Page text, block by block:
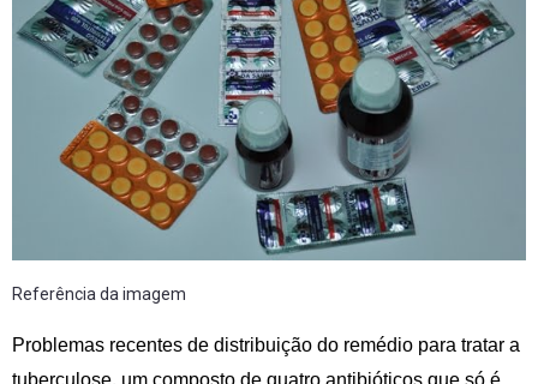
Referência da imagem
Problemas recentes de distribuição do remédio para tratar a